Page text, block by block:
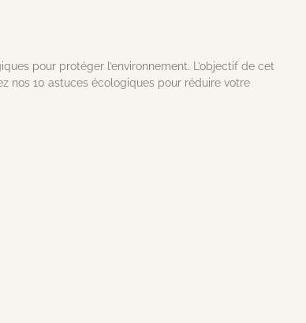
pour protéger l’environnement. L’objectif de cet
nos 10 astuces écologiques pour réduire votre